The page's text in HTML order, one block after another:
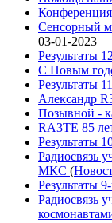
Сенсорный
03-01-2023
Результаты
С Новым
Результаты
Александр
Позывной -
RA3TE 85
Результаты
Радиосвязь
МКС (
Результаты
Радиосвязь